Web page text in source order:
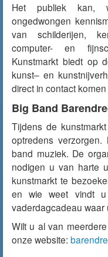
Het publiek kan,
ongedwongen
van schilderijen,
computer- en
Kunstmarkt biedt op
kunst– en
direct in contact
Big Band
Tijdens de
optredens
band muziek. De
nodigen u van harte
kunstmarkt te
en wie weet vindt
vaderdagcadeau waar
Wilt u al van
onze website: